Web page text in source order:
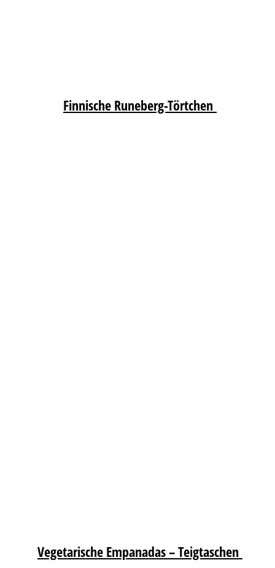
Finnische Runeberg-Törtchen
Vegetarische Empanadas – Teigtaschen